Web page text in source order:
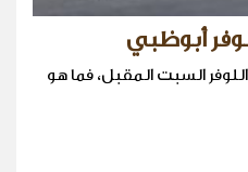
أبوظبي
السبت المقبل، فما هو